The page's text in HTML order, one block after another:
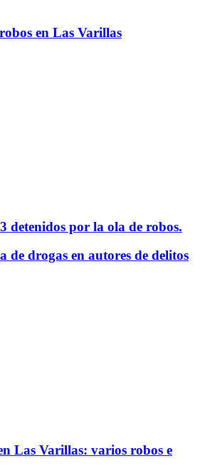
en Las Varillas
detenidos por la ola de robos.
de drogas en autores de delitos
Las Varillas: varios robos e